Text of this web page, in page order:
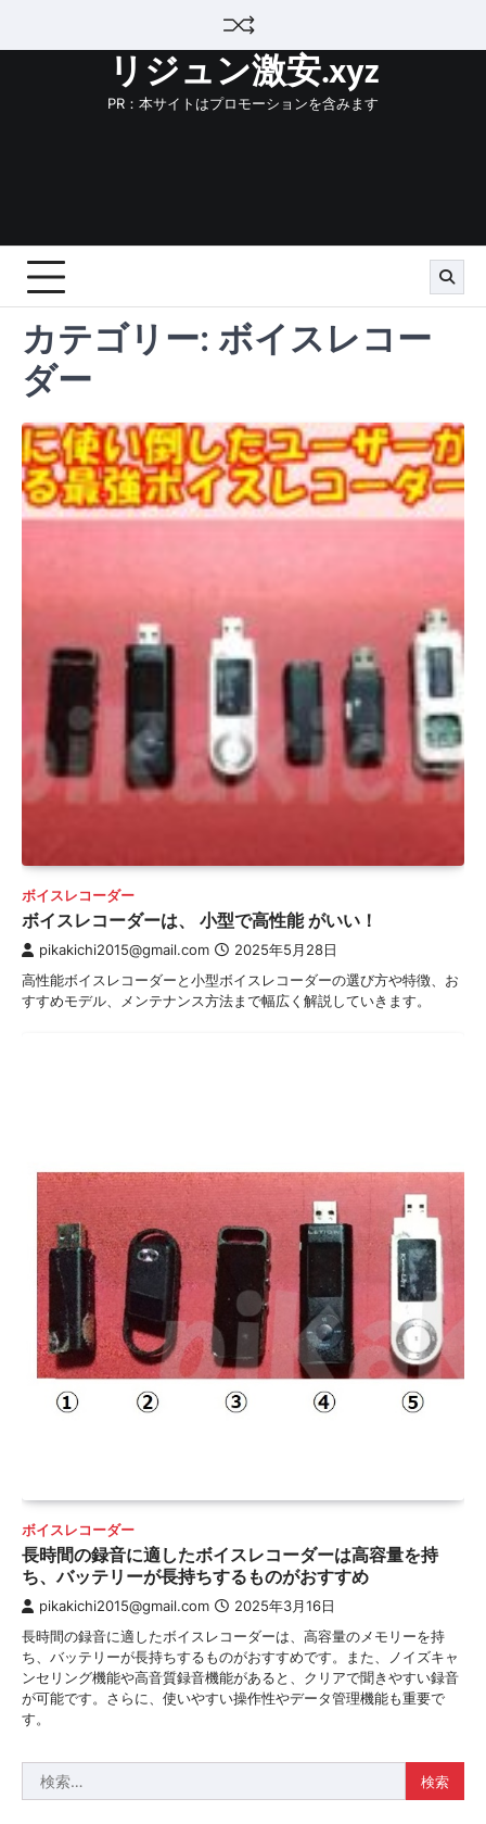
リジュン激安.xyz
PR：本サイトはプロモーションを含みます
カテゴリー: ボイスレコー
ダー
ボイスレコーダー
ボイスレコーダーは、 小型で高性能 がいい！
pikakichi2015@gmail.com 2025年5月28日
高性能ボイスレコーダーと小型ボイスレコーダーの選び方や特徴、お
すすめモデル、メンテナンス方法まで幅広く解説していきます。
ボイスレコーダー
長時間の録音に適したボイスレコーダーは高容量を持
ち、バッテリーが長持ちするものがおすすめ
pikakichi2015@gmail.com 2025年3月16日
長時間の録音に適したボイスレコーダーは、高容量のメモリーを持
ち、バッテリーが長持ちするものがおすすめです。また、ノイズキャ
ンセリング機能や高音質録音機能があると、クリアで聞きやすい録音
が可能です。さらに、使いやすい操作性やデータ管理機能も重要で
す。
索: